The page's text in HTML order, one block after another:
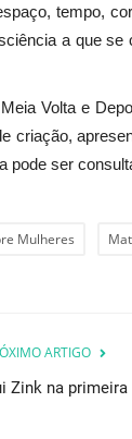
tempo,
a que
Volta e
criação,
pode ser
Mulheres
ARTIGO
Zink na